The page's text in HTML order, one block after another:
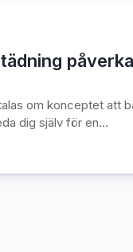
om konceptet att
dig själv för en...